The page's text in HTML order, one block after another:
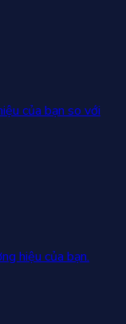
của bạn so với
hiệu của bạn.